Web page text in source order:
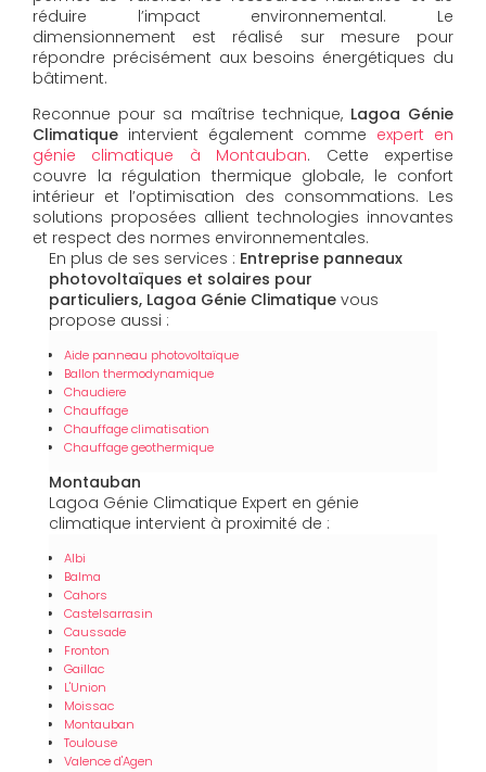
réduire l’impact environnemental. Le
dimensionnement est réalisé sur mesure pour
répondre précisément aux besoins énergétiques du
bâtiment.
Reconnue pour sa maîtrise technique, Lagoa Génie
Climatique intervient également comme expert en
génie climatique à Montauban. Cette expertise
couvre la régulation thermique globale, le confort
intérieur et l’optimisation des consommations. Les
solutions proposées allient technologies innovantes
et respect des normes environnementales.
En plus de ses services : Entreprise panneaux
photovoltaïques et solaires pour
particuliers, Lagoa Génie Climatique vous
propose aussi :
Aide panneau photovoltaïque
Ballon thermodynamique
Chaudiere
Chauffage
Chauffage climatisation
Chauffage geothermique
Montauban
Lagoa Génie Climatique Expert en génie
climatique intervient à proximité de :
Albi
Balma
Cahors
Castelsarrasin
Caussade
Fronton
Gaillac
L'Union
Moissac
Montauban
Toulouse
Valence d'Agen